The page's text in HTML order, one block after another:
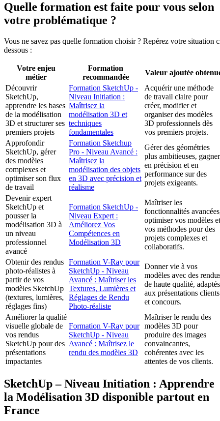
Quelle formation est faite pour vous selon
votre problématique ?
Vous ne savez pas quelle formation choisir ? Repérez votre situation
dessous :
Votre enjeu
métier
Formation
recommandée
Valeur ajoutée
Découvrir
SketchUp,
apprendre les bases
de la modélisation
3D et structurer ses
premiers projets
Formation SketchUp -
Niveau Initiation :
Maîtrisez la
modélisation 3D et
techniques
fondamentales
Acquérir une méthode
de travail claire pour
créer, modifier et
organiser des modèles
3D professionnels dès
vos premiers projets.
Approfondir
SketchUp, gérer
des modèles
complexes et
optimiser son flux
de travail
Formation Sketchup
Pro - Niveau Avancé :
Maîtrisez la
modélisation des objets
en 3D avec précision et
réalisme
Gérer des géométries
plus ambitieuses, gagner
en précision et en
performance sur des
projets exigeants.
Devenir expert
SketchUp et
pousser la
modélisation 3D à
un niveau
professionnel
avancé
Formation SketchUp -
Niveau Expert :
Améliorez Vos
Compétences en
Modélisation 3D
Maîtriser les
fonctionnalités
optimiser vos modèles et
vos méthodes pour des
projets complexes et
collaboratifs.
Obtenir des rendus
photo-réalistes à
partir de vos
modèles SketchUp
(textures, lumières,
réglages fins)
Formation V-Ray pour
SketchUp - Niveau
Avancé : Maîtriser les
Textures, Lumières et
Réglages de Rendu
Photo-réaliste
Donner vie à vos
modèles avec des
de haute qualité, adaptés
aux présentations clients
et concours.
Améliorer la qualité
visuelle globale de
vos rendus
SketchUp pour des
présentations
impactantes
Formation V-Ray pour
SketchUp - Niveau
Avancé : Maîtrisez le
rendu des modèles 3D
Maîtriser le rendu des
modèles 3D pour
produire des images
convaincantes,
cohérentes avec les
attentes de vos clients.
SketchUp – Niveau Initiation : Apprendre
la Modélisation 3D disponible partout en
France